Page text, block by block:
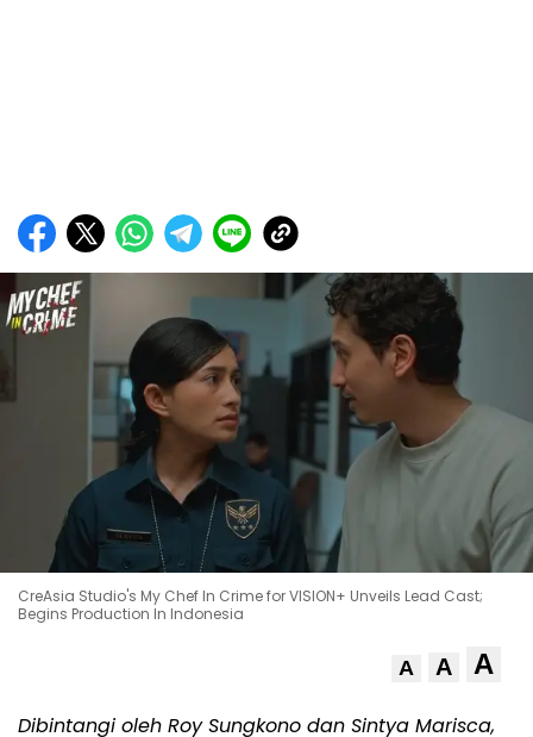
CreAsia Studio's My Chef In Crime for VISION+ Unveils Lead Cast;
Begins Production In Indonesia
A A A
Dibintangi oleh Roy Sungkono dan Sintya Marisca,